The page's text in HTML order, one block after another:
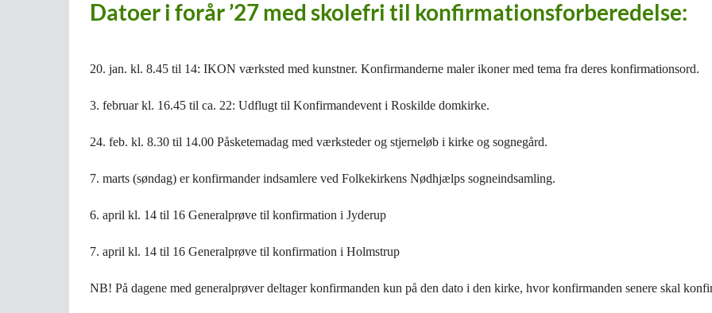
Datoer i forår ’27 med skolefri til konfirmationsforberedelse:
20. jan. kl. 8.45 til 14: IKON værksted med kunstner. Konfirmanderne maler ikoner med tema fra deres konfirmationsord.
3. februar kl. 16.45 til ca. 22: Udflugt til Konfirmandevent i Roskilde domkirke.
24. feb. kl. 8.30 til 14.00 Påsketemadag med værksteder og stjerneløb i kirke og sognegård.
7. marts (søndag) er konfirmander indsamlere ved Folkekirkens Nødhjælps sogneindsamling.
6. april kl. 14 til 16 Generalprøve til konfirmation i Jyderup
7. april kl. 14 til 16 Generalprøve til konfirmation i Holmstrup
NB! På dagene med generalprøver deltager konfirmanden kun på den dato i den kirke, hvor konfirmanden senere skal